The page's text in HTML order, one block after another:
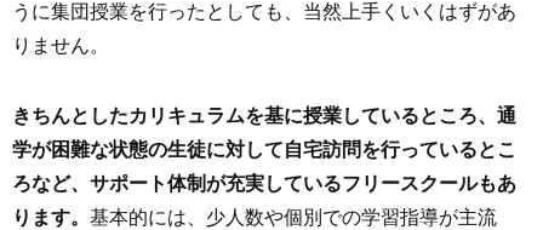
うに集団授業を行ったとしても、当然上手くいくはずがあ
りません。
きちんとしたカリキュラムを基に授業しているところ、通
学が困難な状態の生徒に対して自宅訪問を行っているとこ
ろなど、サポート体制が充実しているフリースクールもあ
ります。 基本的には、少人数や個別での学習指導が主流